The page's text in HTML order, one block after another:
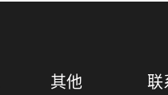
其他 联